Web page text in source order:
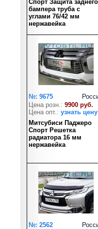
Спорт Защита заднего
бампера труба с
углами 76/42 мм
нержавейка
№: 9675
Цена розн.: 9900 руб.
Цена опт.: узнать цену
Митсубиси Паджеро
Спорт Решетка
радиатора 16 мм
нержавейка
№: 2562